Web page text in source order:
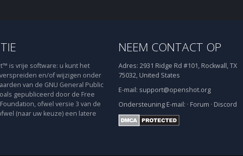
is vrije software: u kunt het
en/of wijzigen onder
van de GNU General Public
gepubliceerd door de Free
ofwel versie 3 van de
(naar uw keuze) een latere
NEEM CONTACT OP
Adres: 2931 Ridge Rd #101, Rockwall, TX
75032, United States
E-mail: support@openshot.org
Ondersteuning E-mail: · Forum · Discord